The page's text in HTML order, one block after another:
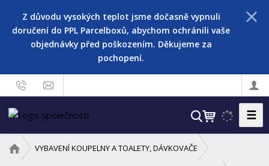
Z důvodu vysokých teplot jsme dočasně vypnuli
doručení do PPL Parcelboxů, abychom ochránili vaše
objednávky před poškozením. Děkujeme za
pochopení.
V
h
l
☰
v
VYBAVENÍ KOUPELNY A TOALETY, DÁVKOVAČE